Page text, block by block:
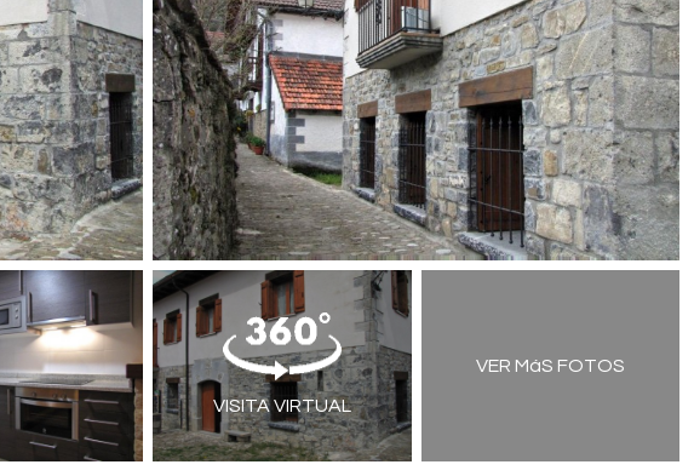
VISITA VIRTUAL
VER MáS FOTOS